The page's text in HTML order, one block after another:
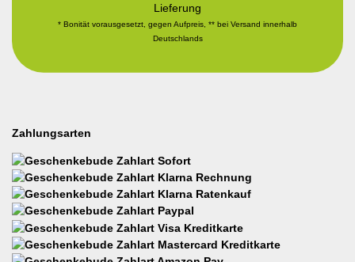
Lieferung
* Bonität vorausgesetzt, gegen Aufpreis, ** bei Versand innerhalb
Deutschlands
Zahlungsarten